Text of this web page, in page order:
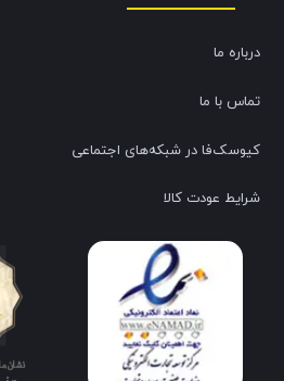
درباره ما
تماس با ما
کیوسک‌فا در شبکه‌های اجتماعی
شرایط عودت کالا